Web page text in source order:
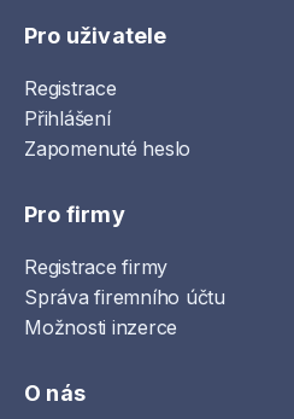
Pro uživatele
Registrace
Přihlášení
Zapomenuté heslo
Pro firmy
Registrace firmy
Správa firemního účtu
Možnosti inzerce
O nás